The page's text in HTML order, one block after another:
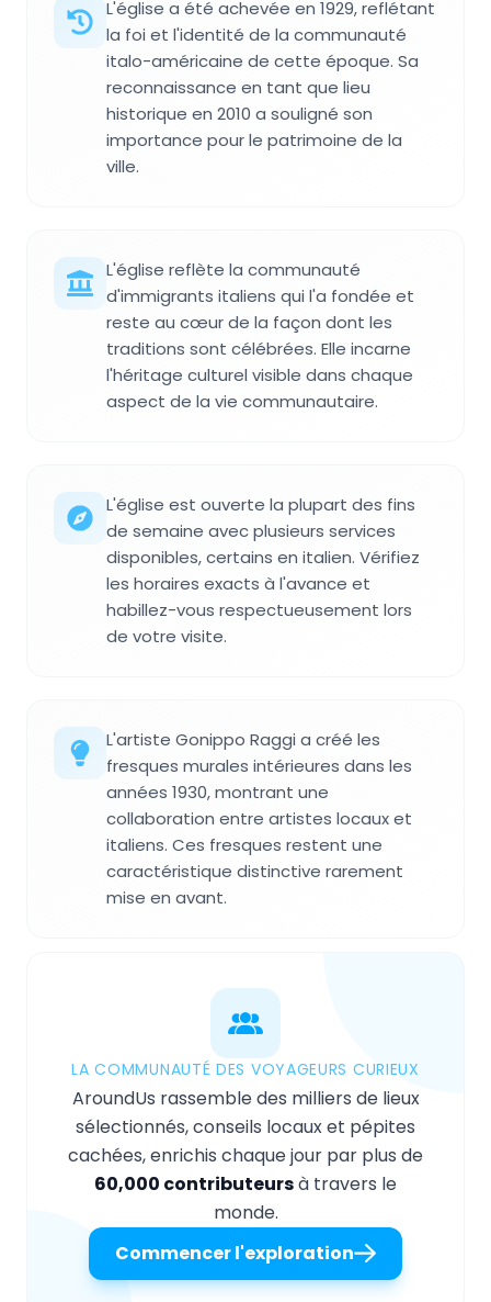
L'église a été achevée en 1929, reflétant
la foi et l'identité de la communauté
italo-américaine de cette époque. Sa
reconnaissance en tant que lieu
historique en 2010 a souligné son
importance pour le patrimoine de la
ville.
L'église reflète la communauté
d'immigrants italiens qui l'a fondée et
reste au cœur de la façon dont les
traditions sont célébrées. Elle incarne
l'héritage culturel visible dans chaque
aspect de la vie communautaire.
L'église est ouverte la plupart des fins
de semaine avec plusieurs services
disponibles, certains en italien. Vérifiez
les horaires exacts à l'avance et
habillez-vous respectueusement lors
de votre visite.
L'artiste Gonippo Raggi a créé les
fresques murales intérieures dans les
années 1930, montrant une
collaboration entre artistes locaux et
italiens. Ces fresques restent une
caractéristique distinctive rarement
mise en avant.
LA COMMUNAUTÉ DES VOYAGEURS CURIEUX
AroundUs rassemble des milliers de lieux
sélectionnés, conseils locaux et pépites
cachées, enrichis chaque jour par plus de
60,000 contributeursà travers le
monde.
Commencer l'exploration